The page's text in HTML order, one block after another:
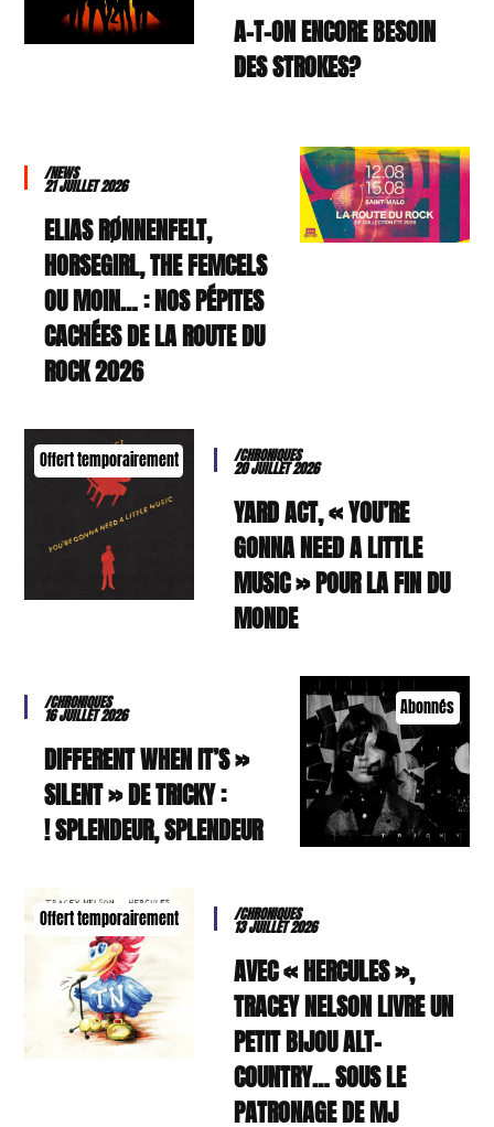
A-T-ON ENCORE BESOIN
DES STROKES?
/NEWS
21 JUILLET 2026
ELIAS RØNNENFELT,
HORSEGIRL, THE FEMCELS
OU MOIN… : NOS PÉPITES
CACHÉES DE LA ROUTE DU
ROCK 2026
Offert temporairement /CHRONIQUES
20 JUILLET 2026
YARD ACT, « YOU’RE
GONNA NEED A LITTLE
MUSIC » POUR LA FIN DU
MONDE
Abonnés
/CHRONIQUES
16 JUILLET 2026
« DIFFERENT WHEN IT’S
SILENT » DE TRICKY :
SPLENDEUR, SPLENDEUR !
Offert temporairement /CHRONIQUES
13 JUILLET 2026
AVEC « HERCULES »,
TRACEY NELSON LIVRE UN
PETIT BIJOU ALT-
COUNTRY… SOUS LE
PATRONAGE DE MJ